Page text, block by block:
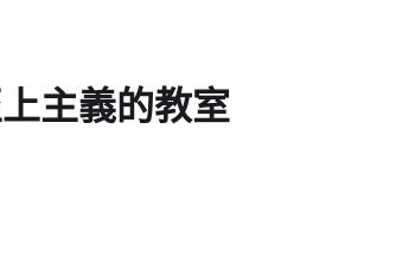
主義的教室